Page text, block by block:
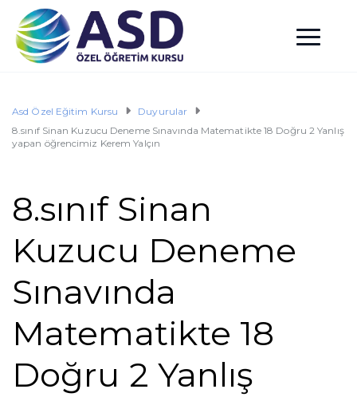
Asd Özel Eğitim Kursu
Duyurular
8.sınıf Sinan Kuzucu Deneme Sınavında Matematikte 18 Doğru 2 Yanlış
yapan öğrencimiz Kerem Yalçın
8.sınıf Sinan
Kuzucu Deneme
Sınavında
Matematikte 18
Doğru 2 Yanlış